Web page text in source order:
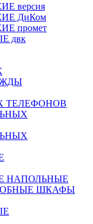
версия
ДиКом
промет
двк
ТЕЛЕФОНОВ
НАПОЛЬНЫЕ
ШКАФЫ